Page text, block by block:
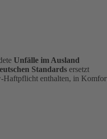
Unfälle im Ausland
Standards ersetzt
Haftpflicht enthalten, in